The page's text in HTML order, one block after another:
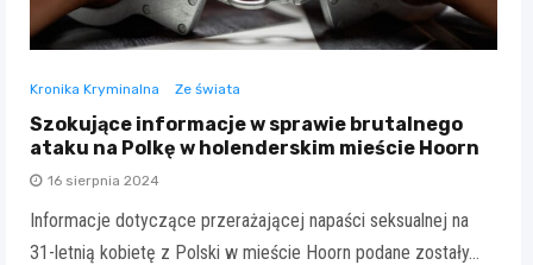
Kronika Kryminalna Ze świata
Szokujące informacje w sprawie brutalnego
ataku na Polkę w holenderskim mieście Hoorn
16 sierpnia 2024
Informacje dotyczące przerażającej napaści seksualnej na
31-letnią kobietę z Polski w mieście Hoorn podane zostały…